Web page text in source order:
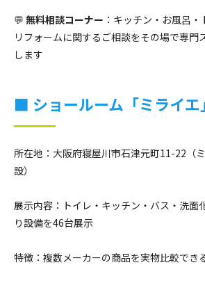
💬 無料相談コーナー ：キッチン・お風呂
リフォームに関するご相談をその場で専門
します
■ ショールーム「ミライエ
所在地：大阪府寝屋川市石津元町11-22（
設）
展示内容：トイレ・キッチン・バス・洗面
り設備を46台展示
特徴：複数メーカーの商品を実物比較でき